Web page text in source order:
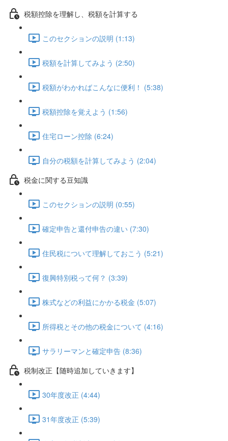
税額控除を理解し、税額を計算する
このセクションの説明 (1:13)
税額を計算してみよう (2:50)
税額がわかればこんなに便利！ (5:38)
税額控除を覚えよう (1:56)
住宅ローン控除 (6:24)
自分の税額を計算してみよう (2:04)
税金に関する豆知識
このセクションの説明 (0:55)
確定申告と還付申告の違い (7:30)
住民税について理解しておこう (5:21)
復興特別税って何？ (3:39)
株式などの利益にかかる税金 (5:07)
所得税とその他の税金について (4:16)
サラリーマンと確定申告 (8:36)
税制改正【随時追加していきます】
30年度改正 (4:44)
31年度改正 (5:39)